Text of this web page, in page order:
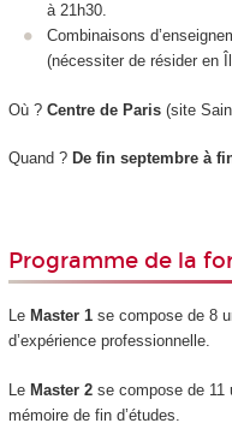
à 21h30.
Combinaisons
(nécessiter de résider en
Où ? Centre de Paris(site
Quand ? De fin septembre à
Programme de la
Le Master 1se compose de 8
d’expérience professionnelle.
Le Master 2se compose de 11
mémoire de fin d’études.